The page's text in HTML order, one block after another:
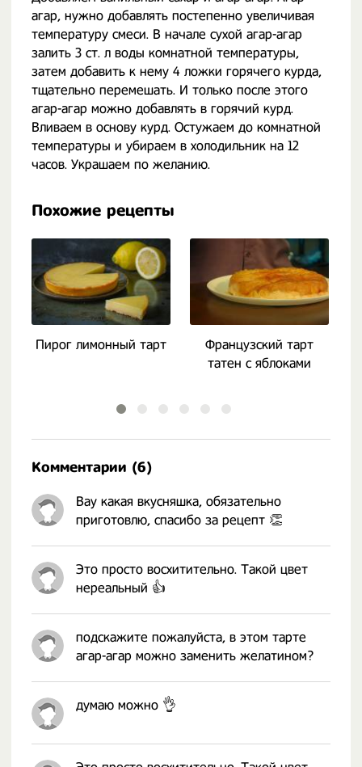
агар, нужно добавлять постепенно увеличивая
температуру смеси. В начале сухой агар-агар
залить 3 ст. л воды комнатной температуры,
затем добавить к нему 4 ложки горячего курда,
тщательно перемешать. И только после этого
агар-агар можно добавлять в горячий курд.
Вливаем в основу курд. Остужаем до комнатной
температуры и убираем в холодильник на 12
часов. Украшаем по желанию.
Похожие рецепты
Пирог лимонный тарт
Французский тарт
татен с яблоками
Комментарии (6)
Вау какая вкусняшка, обязательно
приготовлю, спасибо за рецепт 👏
Это просто восхитительно. Такой цвет
нереальный 👍
подскажите пожалуйста, в этом тарте
агар-агар можно заменить желатином?
думаю можно 👌